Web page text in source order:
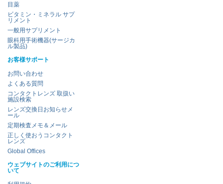
目薬
ビタミン・ミネラル サプ
リメント
一般用サプリメント
眼科用手術機器(サージカ
ル製品)
お客様サポート
お問い合わせ
よくある質問
コンタクトレンズ 取扱い
施設検索
レンズ交換日お知らせメ
ール
定期検査メモ＆メール
正しく使おうコンタクト
レンズ
Global Offices
ウェブサイトのご利用につ
いて